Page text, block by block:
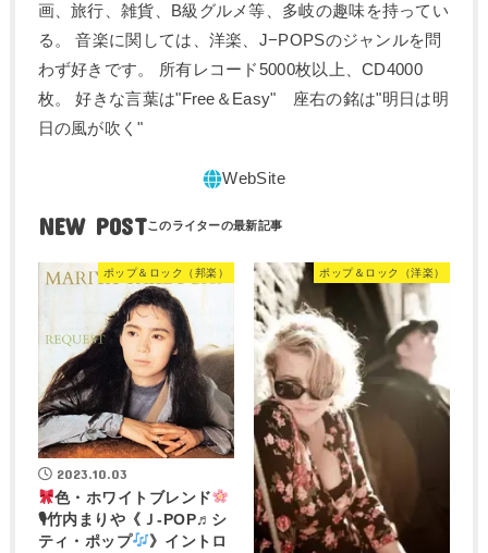
画、旅行、雑貨、B級グルメ等、多岐の趣味を持ってい
る。 音楽に関しては、洋楽、J−POPSのジャンルを問
わず好きです。 所有レコード5000枚以上、CD4000
枚。 好きな言葉は"Free＆Easy" 座右の銘は"明日は明
日の風が吹く"
NEW POST
ポップ＆ロック（邦楽）
2023.10.03
色・ホワイトブレンド
🎙竹内まりや《Ｊ-POP♬シ
ティ・ポップ
》イントロ
ポップ＆ロック（洋楽）